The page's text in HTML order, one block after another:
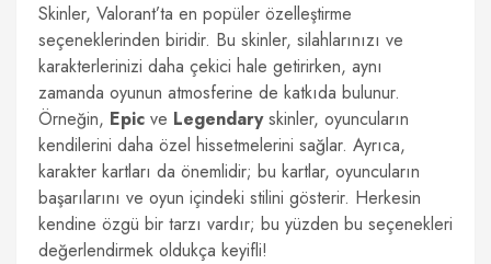
Skinler, Valorant’ta en popüler özelleştirme
seçeneklerinden biridir. Bu skinler, silahlarınızı ve
karakterlerinizi daha çekici hale getirirken, aynı
zamanda oyunun atmosferine de katkıda bulunur.
Örneğin, Epic ve Legendaryskinler, oyuncuların
kendilerini daha özel hissetmelerini sağlar. Ayrıca,
karakter kartları da önemlidir; bu kartlar, oyuncuların
başarılarını ve oyun içindeki stilini gösterir. Herkesin
kendine özgü bir tarzı vardır; bu yüzden bu seçenekleri
değerlendirmek oldukça keyifli!